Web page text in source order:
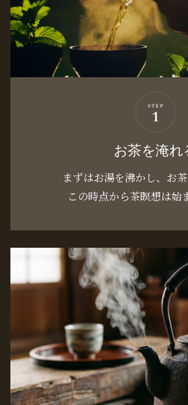
お茶を淹れ
まずはお湯を沸かし、お茶
この時点から茶瞑想は始